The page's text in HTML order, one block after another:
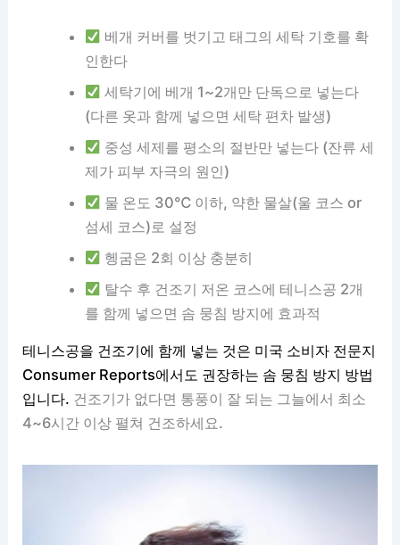
베개 커버를 벗기고 태그의 세탁 기호를 확
인한다
세탁기에 베개 1~2개만 단독으로 넣는다
(다른 옷과 함께 넣으면 세탁 편차 발생)
중성 세제를 평소의 절반만 넣는다 (잔류 세
제가 피부 자극의 원인)
물 온도 30℃ 이하, 약한 물살(울 코스 or
섬세 코스)로 설정
헹굼은 2회 이상 충분히
탈수 후 건조기 저온 코스에 테니스공 2개
를 함께 넣으면 솜 뭉침 방지에 효과적
테니스공을 건조기에 함께 넣는 것은 미국 소비자 전문지
Consumer Reports에서도 권장하는 솜 뭉침 방지 방법
입니다. 건조기가 없다면 통풍이 잘 되는 그늘에서 최소
4~6시간 이상 펼쳐 건조하세요.